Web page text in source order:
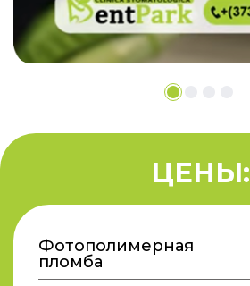
Фотополимерная
пломба
ЦЕНЫ: